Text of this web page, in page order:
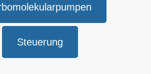
Steuerung